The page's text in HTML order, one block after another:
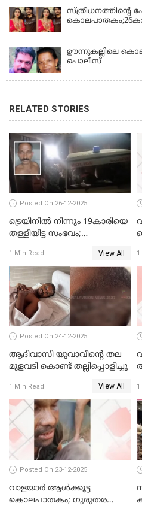
സ്ത്രീധനത്തിന്റെ
ഊന്നുകല്ലിലെ
പൊലീസ്
RELATED STORIES
Posted On 26-12-2025
ട്രെയിനില്‍ നിന്നും 19കാരിയെ
തള്ളിയിട്ട സംഭവം;
ആശുപത്രിയിലേക്ക് മാറ്റി
1 Min Read View All 1
Posted On 24-12-2025
ആദിവാസി യുവാവിന്റെ തല
മുളവടി കൊണ്ട് തല്ലിപ്പൊളിച്ചു
1 Min Read View All 1
Posted On 23-12-2025
വാളയാർ ആൾക്കൂട്ട
കൊലപാതകം; ഗുരുതര